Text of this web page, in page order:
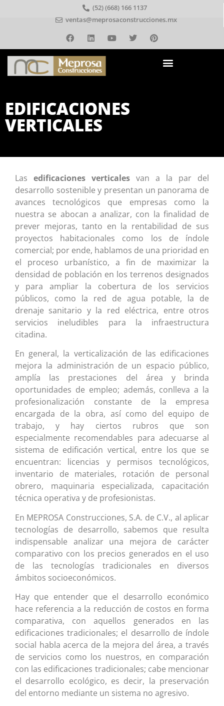
(52) (668) 166 1137
ventas@meprosaconstrucciones.mx
EDIFICACIONES
VERTICALES
Las edificaciones verticales van a la par del
desarrollo sostenible y presentan un panorama de
avances tecnológicos que empresas como la
nuestra se abocan a analizar, con la finalidad de
prever mejoras, tanto en la rentabilidad de sus
proyectos habitacionales como los de índole
comercial; por ende, hablamos de una prioridad en
el proceso urbanístico, a fin de maximizar la
densidad de población en los terrenos designados
y para ampliar la cobertura de los servicios
públicos, como la red de agua potable, la de
drenaje sanitario y la red eléctrica, entre otros
servicios ineludibles para la infraestructura
citadina.
En general, la verticalización de las edificaciones
mejora la administración de un espacio público,
amplía las prestaciones del área y brinda
oportunidades de empleo; además, conlleva a la
profesionalización constante de la empresa
encargada de la obra, así como del equipo de
trabajo, y hay ciertos rubros que son
especialmente recomendables para adecuarse al
sistema de edificación vertical, entre los que se
encuentran: licencias y permisos tecnológicos,
inventario de materiales, rotación de personal
obrero, maquinaria especializada, capacitación
técnica operativa y de profesionistas.
En MEPROSA Construcciones, S.A. de C.V., al aplicar
tecnologías de desarrollo, sabemos que resulta
indispensable analizar una mejora de carácter
comparativo con los precios generados en el uso
de las tecnologías tradicionales en diversos
ámbitos socioeconómicos.
Hay que entender que el desarrollo económico
hace referencia a la reducción de costos en forma
comparativa, con aquellos generados en las
edificaciones tradicionales; el desarrollo de índole
social habla acerca de la mejora del área, a través
de servicios como los nuestros, en comparación
con las edificaciones tradicionales; cabe mencionar
el desarrollo ecológico, es decir, la preservación
del entorno mediante un sistema no agresivo.